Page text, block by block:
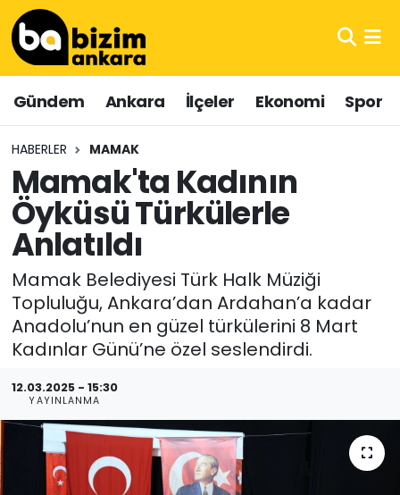
Gündem Ankara İlçeler Ekonomi Spor
HABERLER MAMAK
Mamak'ta Kadının
Öyküsü Türkülerle
Anlatıldı
Mamak Belediyesi Türk Halk Müziği
Topluluğu, Ankara’dan Ardahan’a kadar
Anadolu’nun en güzel türkülerini 8 Mart
Kadınlar Günü’ne özel seslendirdi.
12.03.2025 - 15:30
YAYINLANMA
Hava Durumu
Trafik Durumu
Süper Lig Puan Durumu ve Fikstür
Tüm Manşetler
Son Dakika Haberleri
Haber Arşivi